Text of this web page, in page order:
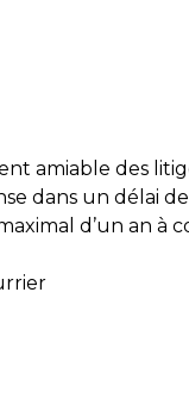
amiable des
dans un délai
d’un an à